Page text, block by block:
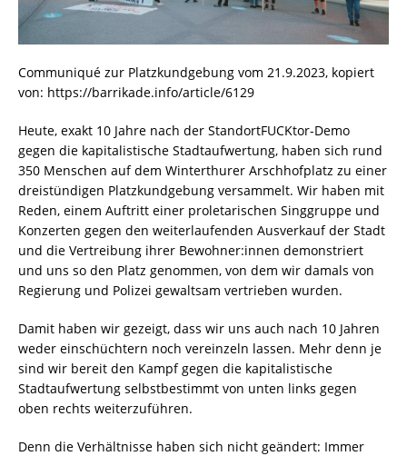
Communiqué zur Platzkundgebung vom 21.9.2023, kopiert
von: https://barrikade.info/article/6129
Heute, exakt 10 Jahre nach der StandortFUCKtor-Demo
gegen die kapitalistische Stadtaufwertung, haben sich rund
350 Menschen auf dem Winterthurer Arschhofplatz zu einer
dreistündigen Platzkundgebung versammelt. Wir haben mit
Reden, einem Auftritt einer proletarischen Singgruppe und
Konzerten gegen den weiterlaufenden Ausverkauf der Stadt
und die Vertreibung ihrer Bewohner:innen demonstriert
und uns so den Platz genommen, von dem wir damals von
Regierung und Polizei gewaltsam vertrieben wurden.
Damit haben wir gezeigt, dass wir uns auch nach 10 Jahren
weder einschüchtern noch vereinzeln lassen. Mehr denn je
sind wir bereit den Kampf gegen die kapitalistische
Stadtaufwertung selbstbestimmt von unten links gegen
oben rechts weiterzuführen.
Denn die Verhältnisse haben sich nicht geändert: Immer